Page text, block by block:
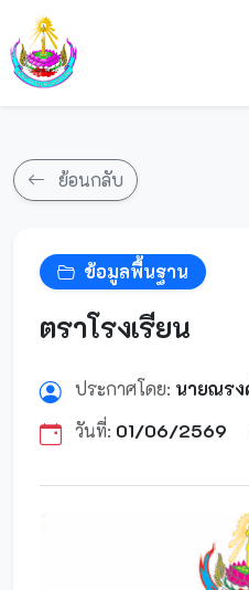
ย้อนกลับ
ข้อมูลพื้นฐาน
ตราโรงเรียน
ประกาศโดย: นายณรง
วันที่: 01/06/2569